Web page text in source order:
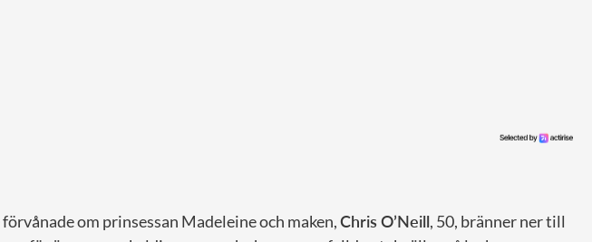
om prinsessan Madeleine och maken,Chris O’Neill, 50, bränner ner till